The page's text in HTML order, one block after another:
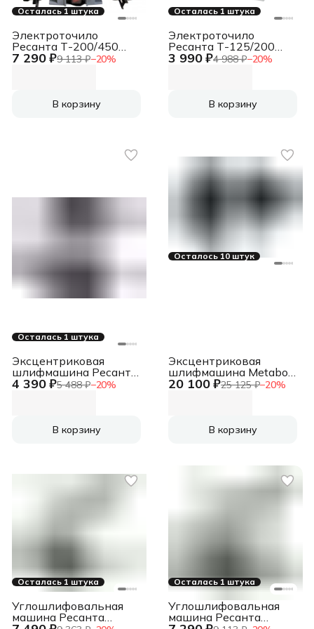
Осталась 1 штука
7 290 ₽9 113 ₽−20%
Электроточило
Ресанта Т-200/450
450Вт 2950об/мин
В корзину
Осталась 1 штука
3 990 ₽4 988 ₽−20%
Электроточило
Ресанта Т-125/200
200Вт 2950об/мин
В корзину
Осталась 1 штука
4 390 ₽5 488 ₽−20%
Эксцентриковая
шлифмашина Ресанта
ЭШМ-125Э 450Вт
В корзину
Осталось 10 штук
20 100 ₽25 125 ₽−20%
Эксцентриковая
шлифмашина Metabo
SXE 425 TurboTec
В корзину
Осталась 1 штука
Углошлифовальная
машина Ресанта
Осталась 1 штука
Углошлифовальная
машина Ресанта